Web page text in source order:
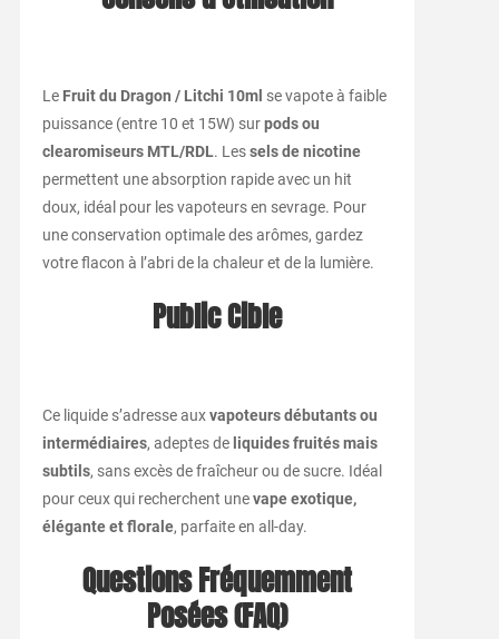
Le Fruit du Dragon / Litchi 10ml se vapote à faible
puissance (entre 10 et 15W) surpods ou
clearomiseurs MTL/RDL. Lessels de nicotine
permettent une absorption rapide avec un hit
doux, idéal pour les vapoteurs en sevrage. Pour
une conservation optimale des arômes, gardez
votre flacon à l’abri de la chaleur et de la lumière.
Public Cible
Ce liquide s’adresse auxvapoteurs débutants ou
intermédiaires, adeptes de liquides fruités mais
subtils, sans excès de fraîcheur ou de sucre. Idéal
pour ceux qui recherchent unevape exotique,
élégante et florale, parfaite en all-day.
Questions Fréquemment
Posées (FAQ)